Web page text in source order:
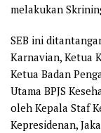
melakukan
SEB ini
Karnavian, Ketua
Ketua Badan
Utama BPJS
oleh Kepala Staf
Kepresidenan,